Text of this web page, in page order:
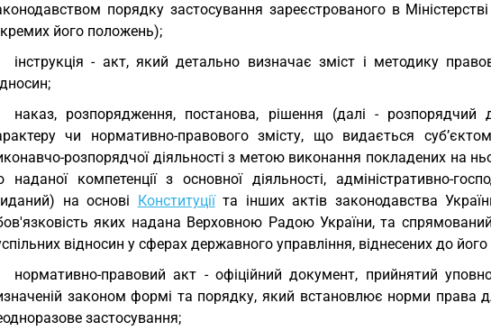
порядку застосування зареєстрованого в
його положень);
інструкція - акт, який детально визначає зміст і методику
наказ, розпорядження, постанова, рішення (далі - розпорядчий
чи нормативно-правового змісту, що видається
розпорядчої діяльності з метою виконання покладених на
наданої компетенції з основної діяльності, адміністративно-
на основі Конституціїта інших актів законодавства
яких надана Верховною Радою України, та
відносин у сферах державного управління, віднесених до його
нормативно-правовий акт - офіційний документ, прийнятий
законом формі та порядку, який встановлює норми права
застосування;